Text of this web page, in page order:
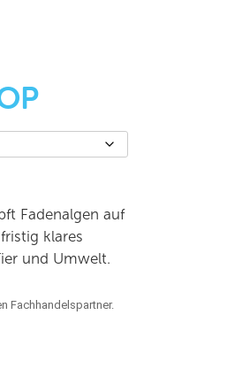
Fadenalgen auf
klares
und Umwelt.